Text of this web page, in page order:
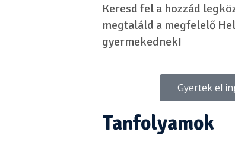
Keresd fel a hozzád
megtaláld a megfelelő
gyermekednek!
Gyertek el
Tanfolyamok